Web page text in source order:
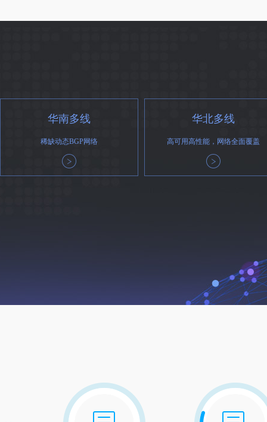
华南多线
稀缺动态BGP网络
华北多线
高可用高性能，网络全面覆盖